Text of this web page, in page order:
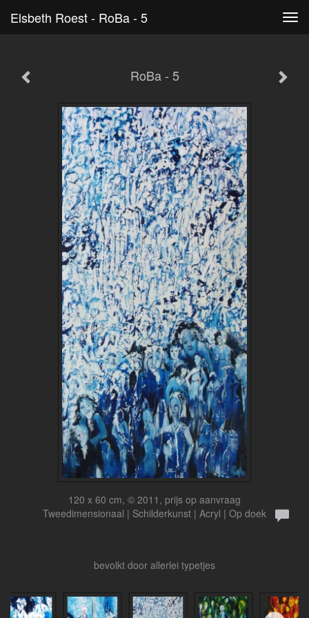
Elsbeth Roest - RoBa - 5
RoBa - 5
120 x 60 cm, © 2011, prijs op aanvraag
Tweedimensionaal | Schilderkunst | Acryl | Op doek
bevolkt door allerlei typetjes